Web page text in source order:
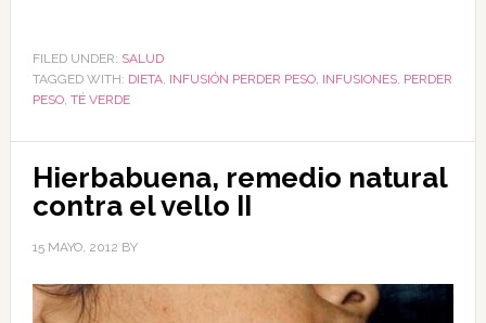
FILED UNDER: SALUD
TAGGED WITH: DIETA, INFUSIÓN PERDER PESO, INFUSIONES, PERDER
PESO, TÉ VERDE
Hierbabuena, remedio natural
contra el vello II
15 MAYO, 2012 BY